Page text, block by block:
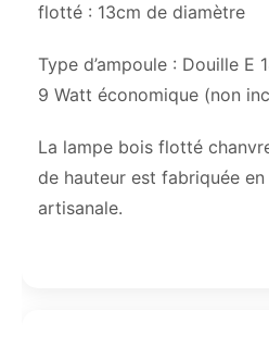
flotté : 13cm de diamètre
Type d’ampoule : Douille E
9 Watt économique (non
La lampe bois flotté
de hauteur est fabriquée
artisanale.